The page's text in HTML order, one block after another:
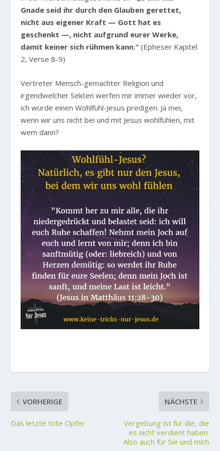
Gnade seid ihr durch den Glauben gerettet,
nicht aus eigener Kraft — Gott hat es
geschenkt —, nicht aufgrund eurer Werke,
damit keiner sich rühmen kann.“ (Epheser Kapitel
2, Verse 8-9)
Vertreter Mensch-gemachter Religion und
irgendwelcher Sekten werfen mir immer wieder vor,
ich würde einen Wohlfühl-Jesus predigen. Ja mei,
wenn wir uns nicht bei und mit Jesus wohlfühlen, mit
wem dann?
VORHERIGE
Das letzte tote Opfer
NÄCHSTE
Vergebung ist für die, die
es nicht verdient haben.
Also auch für Sie und mich